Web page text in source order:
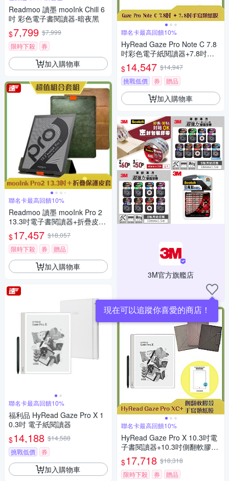
Readmoo 讀墨 mooInk Chill 6
吋 彩色電子書閱讀器-暗夜黑
$7,799 $7,999
限時下殺
券
加入購物車
聯名卡最高回饋10%
Readmoo 讀墨 mooInk Pro 2
13.3吋電子書閱讀器+折疊皮套
(組合)
$17,457 $18,057
限時下殺
券 贈品
加入購物車
聯名卡最高回饋10%
福利品 HyRead Gaze Pro X 1
0.3吋 電子紙閱讀器
$14,188 $14,588
挑戰低價
券
加入購物車
聯名卡最高回饋10%
HyRead Gaze Pro Note C 7.8
吋彩色電子紙閱讀器+7.8吋手
寫類紙膜 (組合)
$14,547 $14,947
挑戰低價
券 贈品
加入購物車
3M官方旗艦店
現在可以追蹤你喜愛的商店！
聯名卡最高回饋10%
HyRead Gaze Pro X 10.3吋電
子書閱讀器+10.3吋側翻軟膠殼
+手寫類紙膜 (組合)
$17,718 $18,318
限時下殺
券 贈品